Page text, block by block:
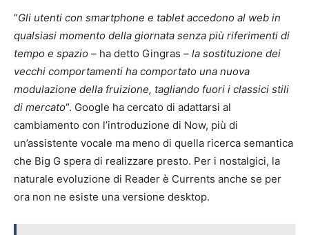
“Gli utenti con smartphone e tablet accedono al web in
qualsiasi momento della giornata senza più riferimenti di
tempo e spazio – ha detto Gingras – la sostituzione dei
vecchi comportamenti ha comportato una nuova
modulazione della fruizione, tagliando fuori i classici stili
di mercato“. Google ha cercato di adattarsi al
cambiamento con l’introduzione di Now, più di
un’assistente vocale ma meno di quella ricerca semantica
che Big G spera di realizzare presto. Per i nostalgici, la
naturale evoluzione di Reader è Currents anche se per
ora non ne esiste una versione desktop.